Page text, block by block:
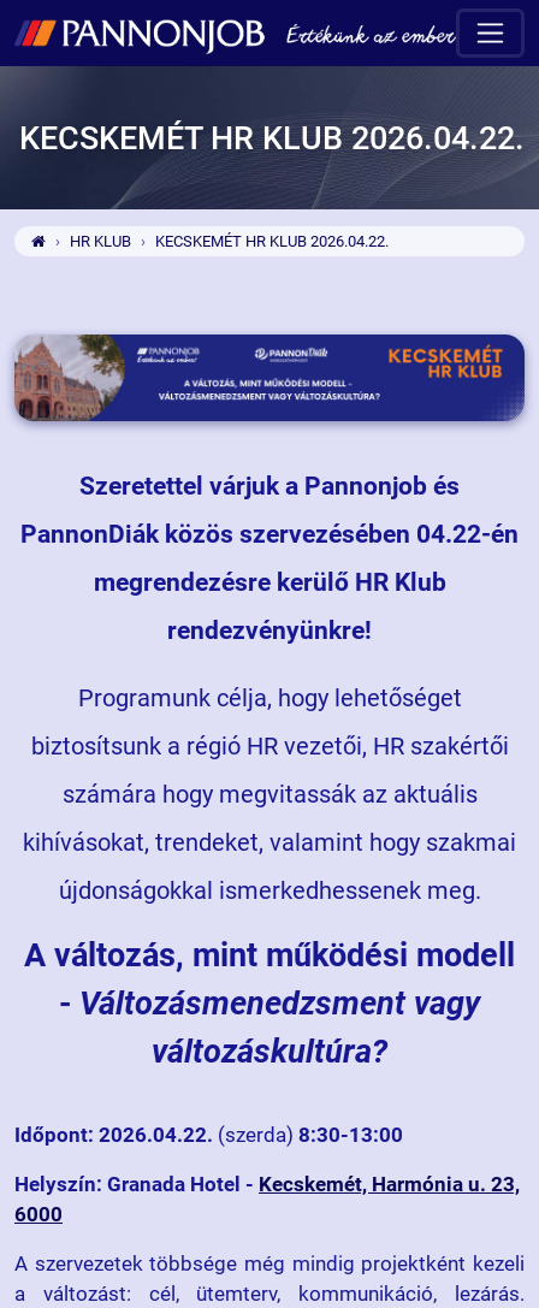
KECSKEMÉT HR KLUB 2026.04.22.
HR KLUB KECSKEMÉT HR KLUB 2026.04.22.
Szeretettel várjuk a Pannonjob és
PannonDiák közös szervezésében 04.22-én
megrendezésre kerülő HR Klub
rendezvényünkre!
Programunk célja, hogy lehetőséget
biztosítsunk a régió HR vezetői, HR szakértői
számára hogy megvitassák az aktuális
kihívásokat, trendeket, valamint hogy szakmai
újdonságokkal ismerkedhessenek meg.
A változás, mint működési modell
- Változásmenedzsment vagy
változáskultúra?
Időpont: 2026.04.22. (szerda) 8:30-13:00
Helyszín: Granada Hotel - Kecskemét, Harmónia u. 23,
6000
A szervezetek többsége még mindig projektként kezeli
a változást: cél, ütemterv, kommunikáció, lezárás.